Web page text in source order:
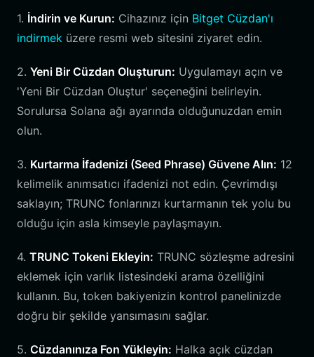
1. İndirin ve Kurun: Cihazınız için Bitget Cüzdan'ı
indirmek üzere resmi web sitesini ziyaret edin.
2. Yeni Bir Cüzdan Oluşturun: Uygulamayı açın ve
'Yeni Bir Cüzdan Oluştur' seçeneğini belirleyin.
Sorulursa Solana ağı ayarında olduğunuzdan emin
olun.
3. Kurtarma İfadenizi (Seed Phrase) Güvene Alın: 12
kelimelik anımsatıcı ifadenizi not edin. Çevrimdışı
saklayın; TRUNC fonlarınızı kurtarmanın tek yolu bu
olduğu için asla kimseyle paylaşmayın.
4. TRUNC Tokeni Ekleyin: TRUNC sözleşme adresini
eklemek için varlık listesindeki arama özelliğini
kullanın. Bu, token bakiyenizin kontrol panelinizde
doğru bir şekilde yansımasını sağlar.
5. Cüzdanınıza Fon Yükleyin: Halka açık cüzdan